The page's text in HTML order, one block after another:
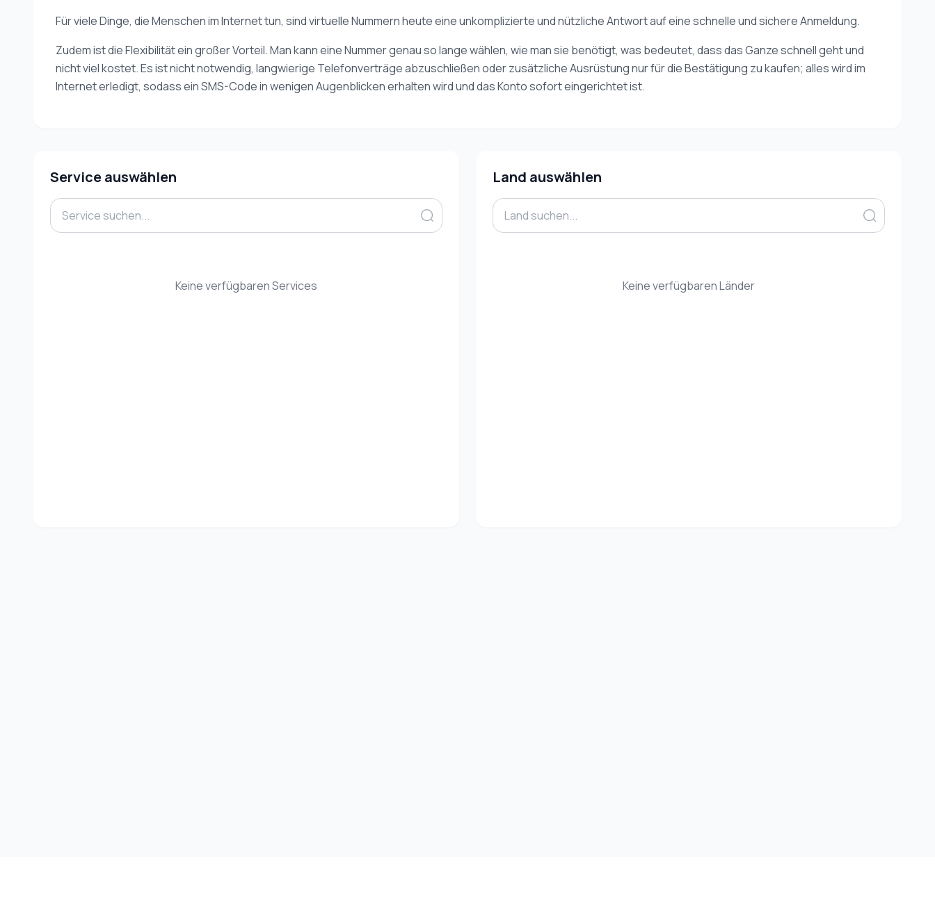
Für viele Dinge, die Menschen im Internet tun, sind virtuelle Nummern heute eine unkomplizierte und nützliche Antwort auf eine schnelle und sichere Anmeldung.
Zudem ist die Flexibilität ein großer Vorteil. Man kann eine Nummer genau so lange wählen, wie man sie benötigt, was bedeutet, dass das Ganze schnell geht und
nicht viel kostet. Es ist nicht notwendig, langwierige Telefonverträge abzuschließen oder zusätzliche Ausrüstung nur für die Bestätigung zu kaufen; alles wird im
Internet erledigt, sodass ein SMS-Code in wenigen Augenblicken erhalten wird und das Konto sofort eingerichtet ist.
Service auswählen
Keine verfügbaren Services
Land auswählen
Keine verfügbaren Länder